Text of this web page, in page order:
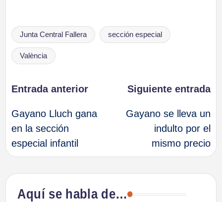
Etiquetas:
Junta Central Fallera sección especial
València
Navegación
de
entradas
Entrada anterior
Gayano Lluch gana
en la sección
especial infantil
Siguiente entrada
Gayano se lleva un
indulto por el
mismo precio
Aquí se habla de…